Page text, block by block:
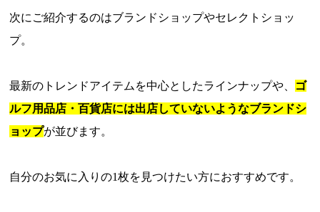
次にご紹介するのはブランドショップやセレクトショッ
プ。
最新のトレンドアイテムを中心としたラインナップや、 ゴ
ルフ用品店・百貨店には出店していないようなブランドシ
ョップが並びます。
自分のお気に入りの1枚を見つけたい方におすすめです。